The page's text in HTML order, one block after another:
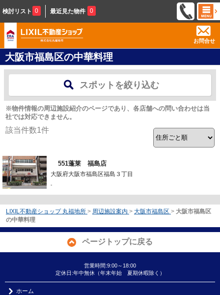
検討リスト 0 最近見た物件 0
お問合せ
大阪市福島区の中華料理
スポットを絞り込む
※物件情報の周辺施設紹介のページであり、各店舗への問い合わせは当
社では対応できません。
該当件数1件
551蓬莱 福島店
大阪府大阪市福島区福島３丁目
-
LIXIL不動産ショップ 丸福地所 > 周辺施設案内 > 大阪市福島区 > 大阪市福島区
の中華料理
ページトップに戻る
営業時間:9:00～18:00
定休日:年中無休（年末年始 夏期休暇除く）
ホーム